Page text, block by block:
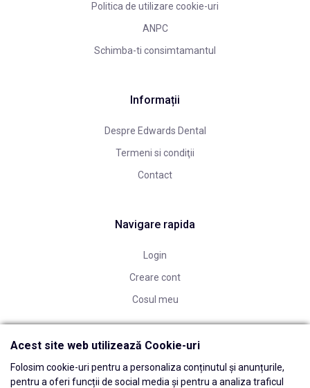
Politica de utilizare cookie-uri
ANPC
Schimba-ti consimtamantul
Informații
Despre Edwards Dental
Termeni si condiţii
Contact
Navigare rapida
Login
Creare cont
Cosul meu
Acest site web utilizează Cookie-uri
Folosim cookie-uri pentru a personaliza conținutul și anunțurile,
pentru a oferi funcții de social media și pentru a analiza traficul